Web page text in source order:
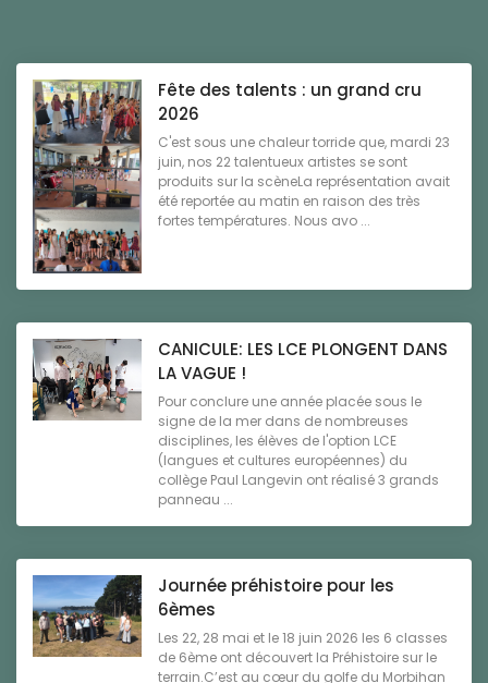
Fête des talents : un grand cru
2026
C'est sous une chaleur torride que, mardi 23
juin, nos 22 talentueux artistes se sont
produits sur la scèneLa représentation avait
été reportée au matin en raison des très
fortes températures. Nous avo ...
CANICULE: LES LCE PLONGENT DANS
LA VAGUE !
Pour conclure une année placée sous le
signe de la mer dans de nombreuses
disciplines, les élèves de l'option LCE
(langues et cultures européennes) du
collège Paul Langevin ont réalisé 3 grands
panneau ...
Journée préhistoire pour les
6èmes
Les 22, 28 mai et le 18 juin 2026 les 6 classes
de 6ème ont découvert la Préhistoire sur le
terrain.C’est au cœur du golfe du Morbihan